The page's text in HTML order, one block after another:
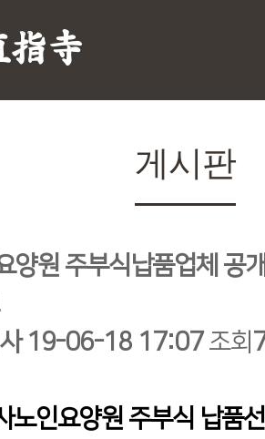
게시판
양원 주부식납품업체 공
19-06-18 17:07조회
노인요양원 주부식 납품